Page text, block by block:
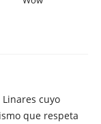
cuyo
que respeta